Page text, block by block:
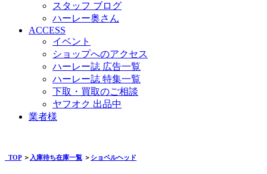
スタッフ ブログ
ハーレー奥さん
ACCESS
イベント
ショップへのアクセス
ハーレー誌 広告一覧
ハーレー誌 特集一覧
下取・買取のご相談
ヤフオク 出品中
業者様
TOP＞ 入庫待ち在庫一覧 ＞ ショベルヘッド